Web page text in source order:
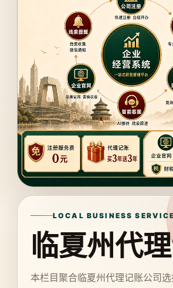
LOCAL BUSINESS SERVICE
临夏州代
本栏目聚合临夏州代理记账公司